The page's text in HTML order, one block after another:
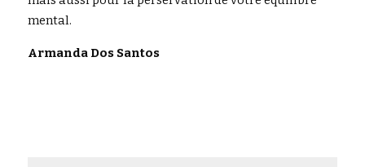
mental.
Armanda Dos Santos